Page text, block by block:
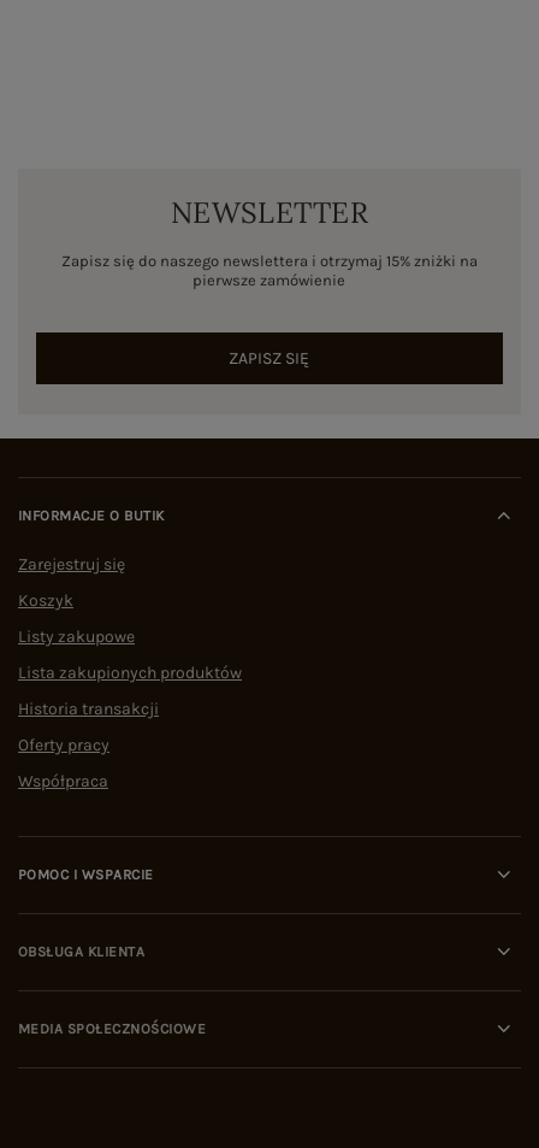
NEWSLETTER
Zapisz się do naszego newslettera i otrzymaj 15% zniżki na
pierwsze zamówienie
ZAPISZ SIĘ
INFORMACJE O BUTIK
Zarejestruj się
Koszyk
Listy zakupowe
Lista zakupionych produktów
Historia transakcji
Oferty pracy
Współpraca
POMOC I WSPARCIE
OBSŁUGA KLIENTA
MEDIA SPOŁECZNOŚCIOWE